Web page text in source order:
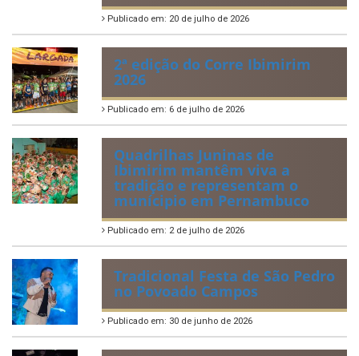
Publicado em: 20 de julho de 2026
2ª edição do Corre Ibimirim
2026
Publicado em: 6 de julho de 2026
Quadrilhas Juninas de
Ibimirim mantêm viva a
tradição e representam o
munícipio em Pernambuco
Publicado em: 2 de julho de 2026
Tradicional Festa de São Pedro
no Povoado Campos
Publicado em: 30 de junho de 2026